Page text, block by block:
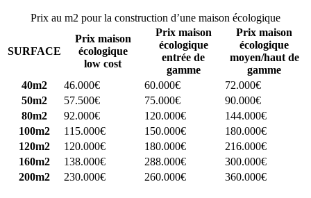
Prix au m2 pour la construction d’une maison écologique
SURFACE
Prix maison
écologique
low cost
Prix maison
écologique
entrée de
gamme
Prix maison
écologique
moyen/haut de
gamme
40m2
46.000€ 60.000€
72.000€
50m2
57.500€ 75.000€
90.000€
80m2
92.000€ 120.000€
144.000€
100m2
115.000€ 150.000€
180.000€
120m2
120.000€ 180.000€
216.000€
160m2
138.000€ 288.000€
300.000€
200m2
230.000€ 260.000€ 360.000€